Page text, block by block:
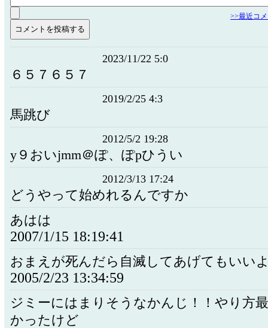
>>最近コ
2023/11/22 5:0
６５７６５７
2019/2/25 4:3
馬跳び
2012/5/2 19:28
y９おいjmm＠ぽ、ぽpひうい
2012/3/13 17:24
どうやって始めれるんですか
あはは
2007/1/15 18:19:41
おまえが死んだら自滅してあげてもいい
2005/2/23 13:34:59
ジミーにはまりそうなかんじ！！やり方
かったけど